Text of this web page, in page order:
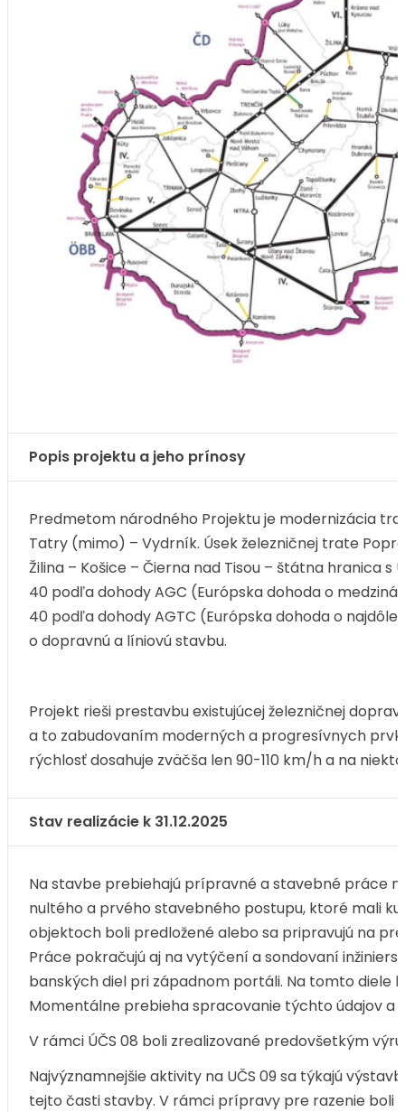
Popis projektu a jeho prínosy
Predmetom národného Projektu je modernizácia
Tatry (mimo) – Vydrník. Úsek železničnej trate
Žilina – Košice – Čierna nad Tisou – štátna hranica s
40 podľa dohody AGC (Európska dohoda o
40 podľa dohody AGTC (Európska dohoda o
o dopravnú a líniovú stavbu.
Projekt rieši prestavbu existujúcej železničnej
a to zabudovaním moderných a progresívnych
rýchlosť dosahuje zväčša len 90-110 km/h a na
Stav realizácie k 31.12.2025
Na stavbe prebiehajú prípravné a stavebné práce
nultého a prvého stavebného postupu, ktoré mali
objektoch boli predložené alebo sa pripravujú na
Práce pokračujú aj na vytýčení a sondovaní
banských diel pri západnom portáli. Na tomto diele
Momentálne prebieha spracovanie týchto údajov a
V rámci ÚČS 08 boli zrealizované predovšetkým
Najvýznamnejšie aktivity na UČS 09 sa týkajú
tejto časti stavby. V rámci prípravy pre razenie boli